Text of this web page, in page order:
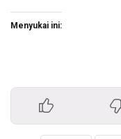
Menyukai ini: